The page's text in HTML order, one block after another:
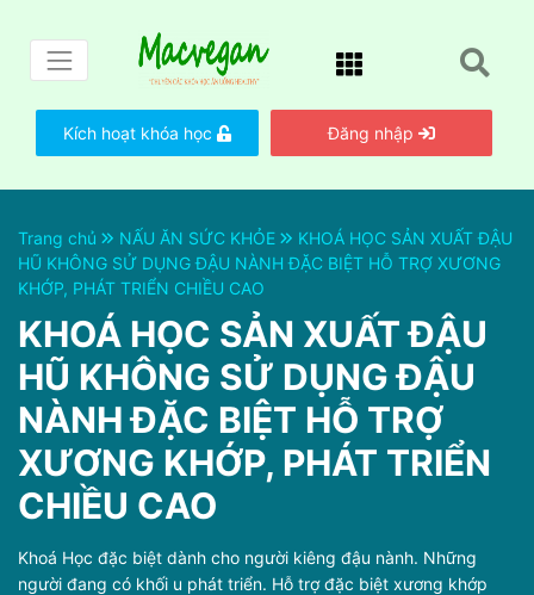
Kích hoạt khóa học Đăng nhập
Trang chủ NẤU ĂN SỨC KHỎE
KHOÁ HỌC SẢN XUẤT ĐẬU
HŨ KHÔNG SỬ DỤNG ĐẬU NÀNH ĐẶC BIỆT HỖ TRỢ XƯƠNG
KHỚP, PHÁT TRIỂN CHIỀU CAO
KHOÁ HỌC SẢN XUẤT ĐẬU
HŨ KHÔNG SỬ DỤNG ĐẬU
NÀNH ĐẶC BIỆT HỖ TRỢ
XƯƠNG KHỚP, PHÁT TRIỂN
CHIỀU CAO
Khoá Học đặc biệt dành cho người kiêng đậu nành. Những
người đang có khối u phát triển. Hỗ trợ đặc biệt xương khớp